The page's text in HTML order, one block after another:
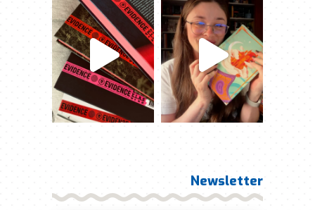
Newsletter